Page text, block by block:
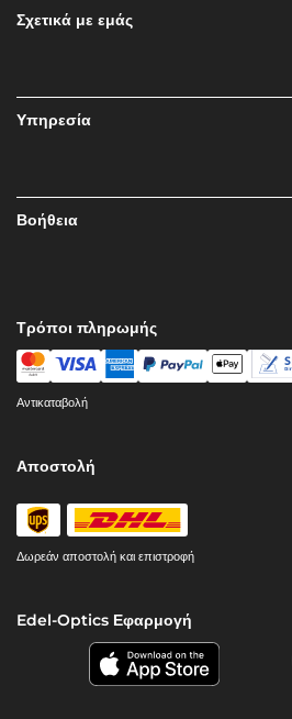
Σχετικά με εμάς
Υπηρεσία
Βοήθεια
Τρόποι πληρωμής
Αντικαταβολή
Αποστολή
Δωρεάν αποστολή και επιστροφή
Edel-Optics Εφαρμογή